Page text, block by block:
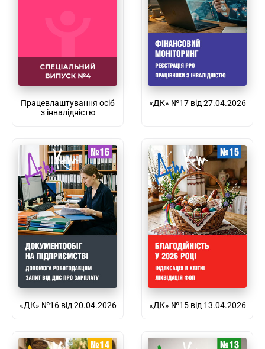
Працевлаштування осіб
з інвалідністю
«ДК» №17 від 27.04.2026
«ДК» №16 від 20.04.2026 «ДК» №15 від 13.04.2026